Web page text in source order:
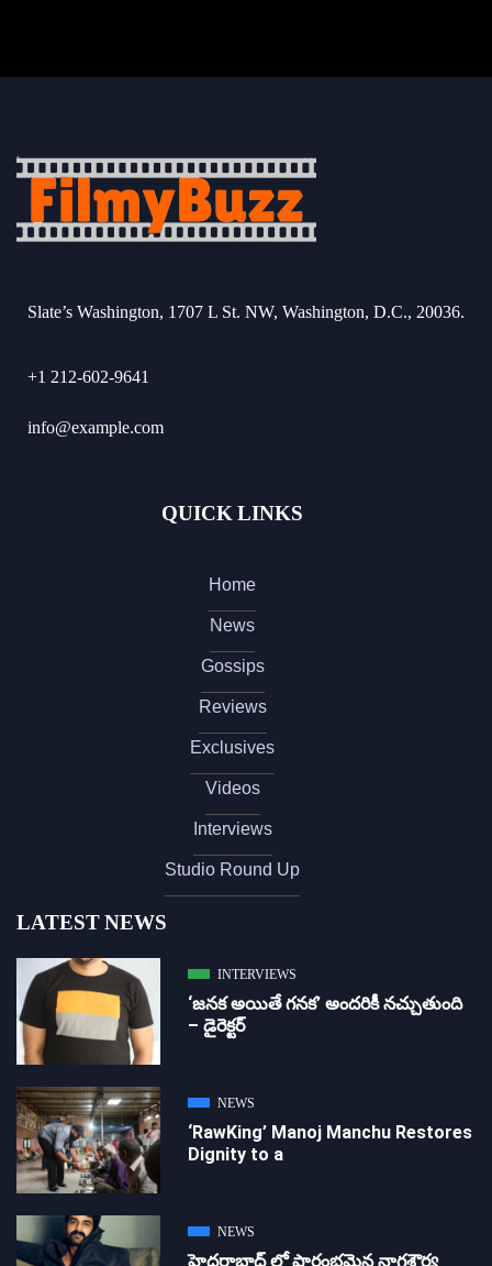
Slate’s Washington, 1707 L St. NW, Washington, D.C., 20036.
+1 212-602-9641
info@example.com
QUICK LINKS
Home
News
Gossips
Reviews
Exclusives
Videos
Interviews
Studio Round Up
LATEST NEWS
INTERVIEWS
‘జ‌న‌క అయితే గ‌న‌క‌’ అందరికీ నచ్చుతుంది
– డైరెక్ట‌ర్
NEWS
‘RawKing’ Manoj Manchu Restores
Dignity to a
NEWS
హైదరాబాద్ లో ప్రారంభమైన నాగశౌర్య